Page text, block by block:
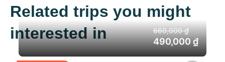
Related trips you might
interested in
660,000 ₫
490,000 ₫